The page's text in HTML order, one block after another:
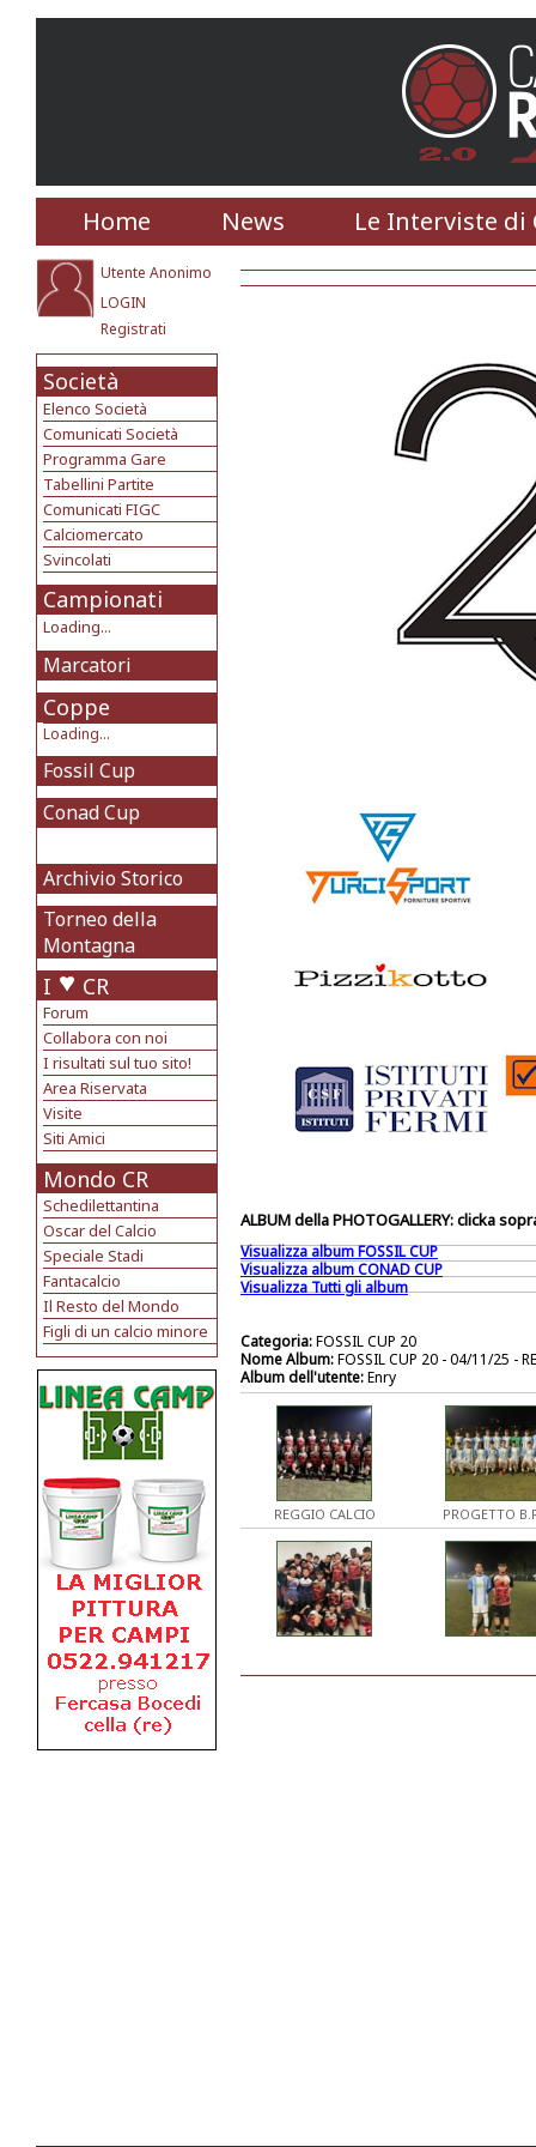
Home News Le Interviste di
Utente Anonimo
LOGIN
Registrati
Società
Elenco Società
Comunicati Società
Programma Gare
Tabellini Partite
Comunicati FIGC
Calciomercato
Svincolati
Campionati
Loading...
Marcatori
Coppe
Loading...
Fossil Cup
Conad Cup
Archivio Storico
Torneo della
Montagna
I CR
Forum
Collabora con noi
I risultati sul tuo sito!
Area Riservata
Visite
Siti Amici
Mondo CR
Schedilettantina
Oscar del Calcio
Speciale Stadi
Fantacalcio
Il Resto del Mondo
Figli di un calcio minore
ALBUM della PHOTOGALLERY: clicka
Visualizza album FOSSIL CUP
Visualizza album CONAD CUP
Visualizza Tutti gli album
Categoria:FOSSIL CUP 20
Nome Album:FOSSIL CUP 20 - 04/11/25 -
Album dell'utente:Enry
REGGIO CALCIO PROGETTO